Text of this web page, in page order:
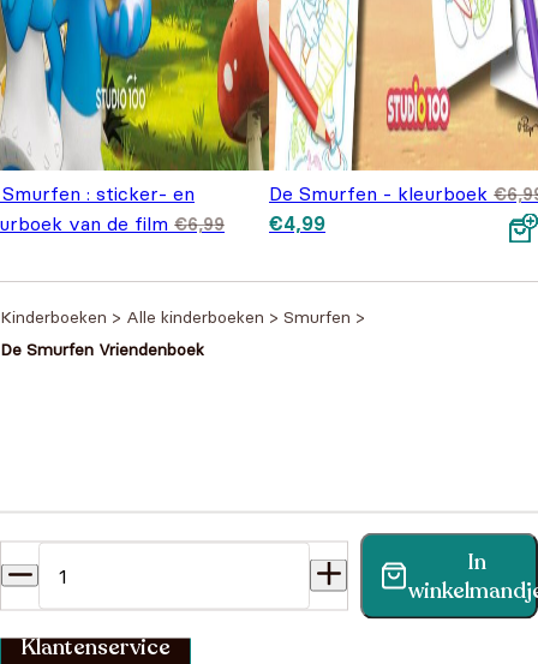
: sticker- en
van de film €6,99
De Smurfen - kleurboek €
Oorspronkelijke prijs was:
€6,99.
€4,99Huidige prijs is: €4,99.
Kinderboeken > Alle kinderboeken > Smurfen >
De Smurfen Vriendenboek
In
Vind binnen no-time antwoord op je vraag op onze
klantenservice pagina.
Klantenservice